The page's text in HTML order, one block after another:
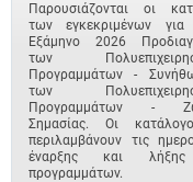
Παρουσιάζονται οι
των εγκεκριμένων
Εξάμηνο 2026
των
Προγραμμάτων -
των
Προγραμμάτων -
Σημασίας. Οι
περιλαμβάνουν τις
έναρξης και
προγραμμάτων.